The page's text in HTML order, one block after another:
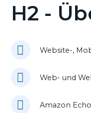
H2 -
Website-,
Web- und
Amazon